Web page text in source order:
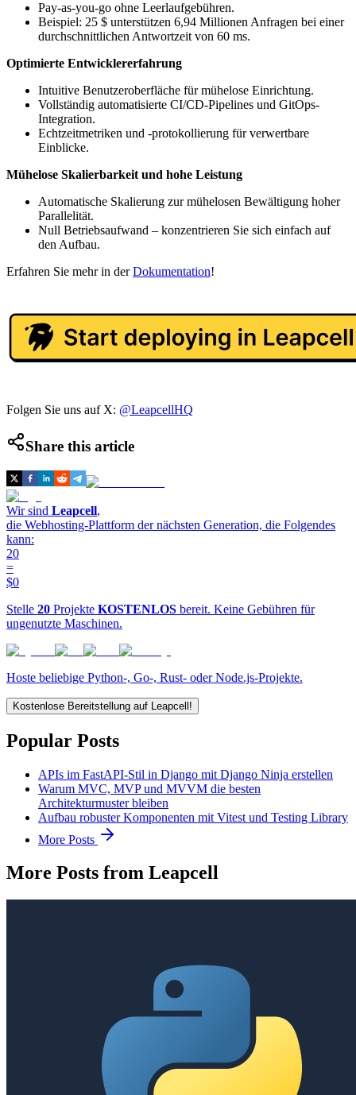
Pay-as-you-go ohne Leerlaufgebühren.
Beispiel: 25 $ unterstützen 6,94 Millionen Anfragen bei einer
durchschnittlichen Antwortzeit von 60 ms.
Optimierte Entwicklererfahrung
Intuitive Benutzeroberfläche für mühelose Einrichtung.
Vollständig automatisierte CI/CD-Pipelines und GitOps-
Integration.
Echtzeitmetriken und -protokollierung für verwertbare
Einblicke.
Mühelose Skalierbarkeit und hohe Leistung
Automatische Skalierung zur mühelosen Bewältigung hoher
Parallelität.
Null Betriebsaufwand – konzentrieren Sie sich einfach auf
den Aufbau.
Erfahren Sie mehr in derDokumentation!
Folgen Sie uns auf X: @LeapcellHQ
Share this article
Wir sind Leapcell,
die Webhosting-Plattform der nächsten Generation, die Folgendes
kann:
20
=
$0
Stelle 20 Projekte KOSTENLOS bereit. Keine Gebühren für
ungenutzte Maschinen.
Hoste beliebige Python-, Go-, Rust- oder Node.js-Projekte.
Kostenlose Bereitstellung auf Leapcell!
Popular Posts
APIs im FastAPI-Stil in Django mit Django Ninja erstellen
Warum MVC, MVP und MVVM die besten
Architekturmuster bleiben
Aufbau robuster Komponenten mit Vitest und Testing Library
More Posts
More Posts from Leapcell